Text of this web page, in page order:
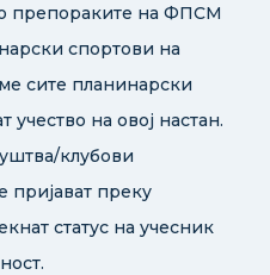
препораките на ФПСМ
спортови на
сите планинарски
на овој настан.
клубови
пријават преку
статус на учесник